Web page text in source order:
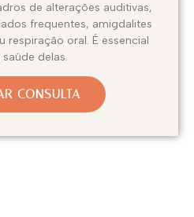
de alterações auditivas,
frequentes, amigdalites
respiração oral. É essencial
saúde delas.
CONSULTA